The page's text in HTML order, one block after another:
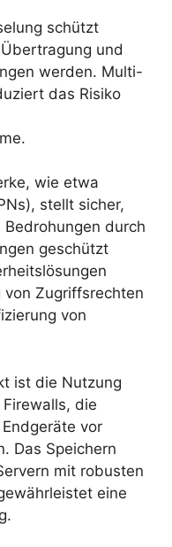
schützt
und
werden. Multi-
das Risiko
wie etwa
stellt sicher,
durch
geschützt
Zugriffsrechten
von
ist die Nutzung
die
vor
Das Speichern
mit robusten
eine